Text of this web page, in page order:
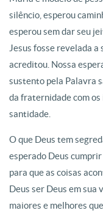
silêncio, esperou
esperou sem dar seu
Jesus fosse revelada a
acreditou. Nossa
sustento pela Palavra
da fraternidade com os
santidade.
O que Deus tem
esperado Deus cumprir
para que as coisas
Deus ser Deus em sua
maiores e melhores que